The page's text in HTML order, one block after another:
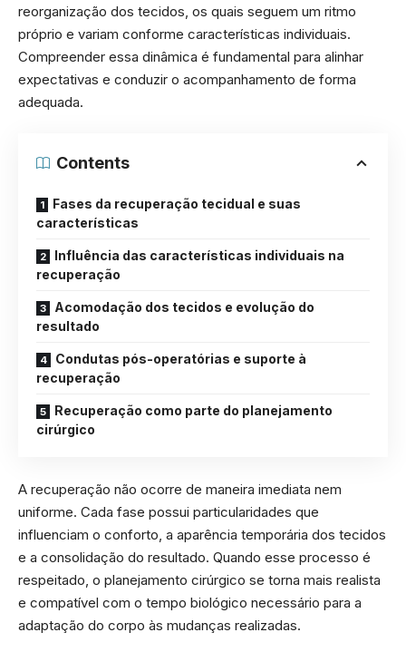
reorganização dos tecidos, os quais seguem um ritmo
próprio e variam conforme características individuais.
Compreender essa dinâmica é fundamental para alinhar
expectativas e conduzir o acompanhamento de forma
adequada.
Contents
Fases da recuperação tecidual e suas
características
Influência das características individuais na
recuperação
Acomodação dos tecidos e evolução do
resultado
Condutas pós-operatórias e suporte à
recuperação
Recuperação como parte do planejamento
cirúrgico
A recuperação não ocorre de maneira imediata nem
uniforme. Cada fase possui particularidades que
influenciam o conforto, a aparência temporária dos tecidos
e a consolidação do resultado. Quando esse processo é
respeitado, o planejamento cirúrgico se torna mais realista
e compatível com o tempo biológico necessário para a
adaptação do corpo às mudanças realizadas.